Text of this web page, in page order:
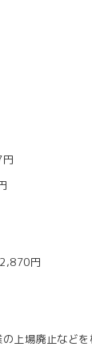
円
上場廃止などを